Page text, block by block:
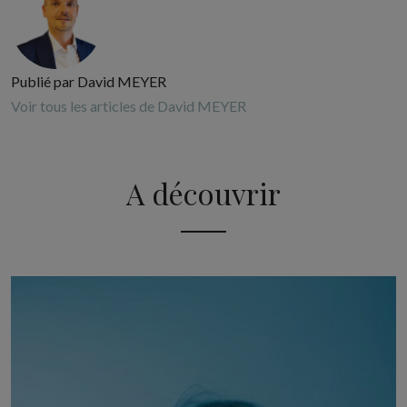
Publié par David MEYER
Voir tous les articles de David MEYER
A découvrir